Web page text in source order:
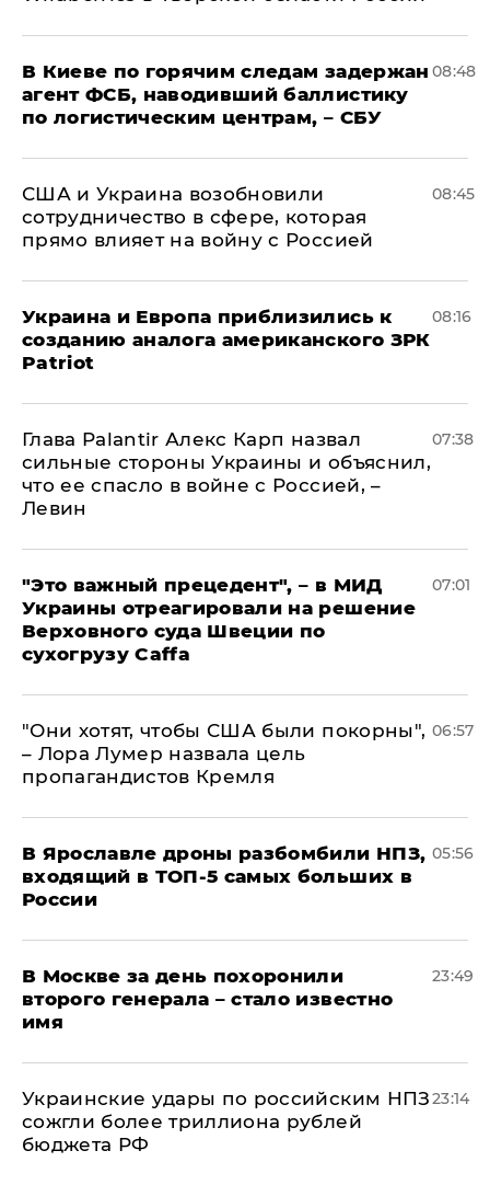
В Киеве по горячим следам задержан
агент ФСБ, наводивший баллистику
по логистическим центрам, – СБУ
08:48
США и Украина возобновили
сотрудничество в сфере, которая
прямо влияет на войну с Россией
08:45
Украина и Европа приблизились к
созданию аналога американского ЗРК
Patriot
08:16
Глава Palantir Алекс Карп назвал
сильные стороны Украины и объяснил,
что ее спасло в войне с Россией, –
Левин
07:38
"Это важный прецедент", – в МИД
Украины отреагировали на решение
Верховного суда Швеции по
сухогрузу Caffa
07:01
"Они хотят, чтобы США были покорны",
– Лора Лумер назвала цель
пропагандистов Кремля
06:57
В Ярославле дроны разбомбили НПЗ,
входящий в ТОП-5 самых больших в
России
05:56
В Москве за день похоронили
второго генерала – стало известно
имя
23:49
Украинские удары по российским НПЗ
сожгли более триллиона рублей
бюджета РФ
23:14